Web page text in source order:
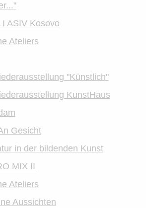
I ASIV Kosovo
Ateliers
"Künstlich"
KunstHaus
Gesicht
in der bildenden Kunst
MIX II
Ateliers
Aussichten